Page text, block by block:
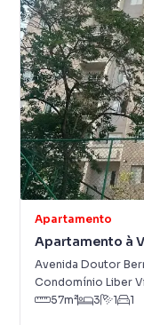
Apartamento
Apartamento à
Avenida Doutor
Condomínio Liber
57m² 3 1 1